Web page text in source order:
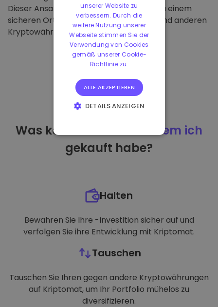
Dieser Ansatz macht unsere Plattform zu einem
sicheren Ort für die Aufbewahrung von und anderen
Kryptowährungen.
Was kann ich tun
nachdem ich
gekauft habe?
Halten
Bewahren Sie Ihre -Investition sicher auf und
verfolgen Sie ihre Entwicklung mit Kriptomat.
Tauschen
Tauschen Sie Ihren gegen andere Kryptowährungen
auf Kriptomat, um Ihr Portfolio mühelos zu
diversifizieren.
unserer Website zu
verbessern. Durch die
weitere Nutzung unserer
Webseite stimmen Sie der
Verwendung von Cookies
gemäß unserer Cookie-
Richtlinie zu.
ALLE AKZEPTIEREN
DETAILS ANZEIGEN
PERFORMANCE